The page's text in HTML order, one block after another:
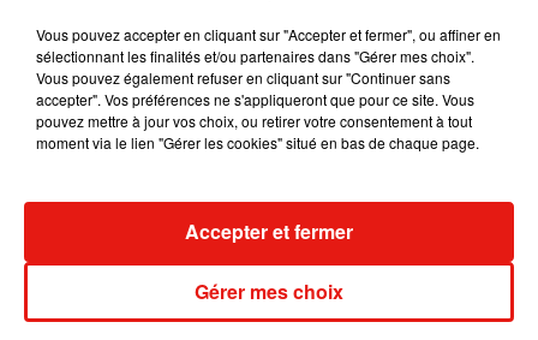
5 août 2026
Benny Blanco invite Selena Gomez et
Becky G sur son nouveau single
4 août 2026
Vous pouvez accepter en cliquant sur "Accepter et fermer", ou affiner en
sélectionnant les finalités et/ou partenaires dans "Gérer mes choix".
Vous pouvez également refuser en cliquant sur "Continuer sans
accepter". Vos préférences ne s'appliqueront que pour ce site. Vous
pouvez mettre à jour vos choix, ou retirer votre consentement à tout
moment via le lien "Gérer les cookies" situé en bas de chaque page.
Gérer mes choix
Accepter et fermer